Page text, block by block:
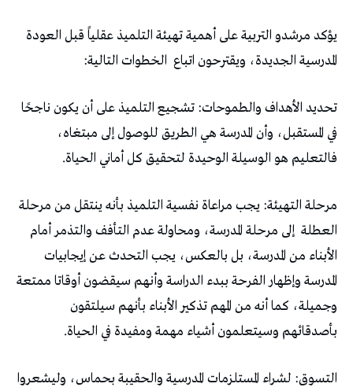
يؤكد مرشدو التربية على أهمية تهيئة التلميذ عقلياً قبل العودة
المدرسية الجديدة، ويقترحون اتباع الخطوات التالية:
تحديد الأهداف والطموحات: تشجيع التلميذ على أن يكون ناجحًا
في المستقبل، وأن المدرسة هي الطريق للوصول إلى مبتغاه،
فالتعليم هو الوسيلة الوحيدة لتحقيق كل أماني الحياة.
مرحلة التهيئة: يجب مراعاة نفسية التلميذ بأنه ينتقل من مرحلة
العطلة إلى مرحلة المدرسة، ومحاولة عدم التأفف والتذمر أمام
الأبناء من المدرسة، بل بالعكس، يجب التحدث عن إيجابيات
المدرسة وإظهار الفرحة ببدء الدراسة وأنهم سيقضون أوقاتا ممتعة
وجميلة، كما أنه من المهم تذكير الأبناء بأنهم سيلتقون
بأصدقائهم وسيتعلمون أشياء مهمة ومفيدة في الحياة.
التسوق: لشراء المستلزمات المدرسية والحقيبة بحماس، وليشعروا